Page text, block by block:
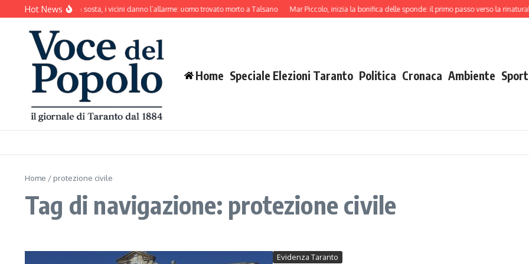
Salta al contenuto
Hot News
Il cane abbaia senza sosta, i vicini danno l’allarme: uomo trovato morto a Talsano Mar Piccolo, inizia la bonifica delle sponde: il primo passo verso la
Home Speciale Elezioni Taranto Politica Cronaca Ambiente Sport
Home / protezione civile
Tag di navigazione: protezione civile
Evidenza Taranto